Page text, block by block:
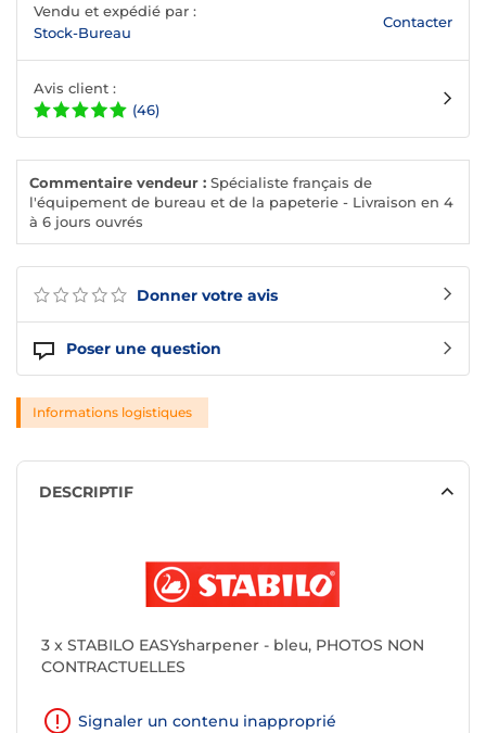
Donner votre avis
Poser une question
Vendu et expédié par :
Stock-Bureau
Contacter
Avis client :
(46)
Commentaire vendeur : Spécialiste français de
l'équipement de bureau et de la papeterie - Livraison en 4
à 6 jours ouvrés
Informations logistiques
DESCRIPTIF
3 x STABILO EASYsharpener - bleu, PHOTOS NON
CONTRACTUELLES
Signaler un contenu inapproprié